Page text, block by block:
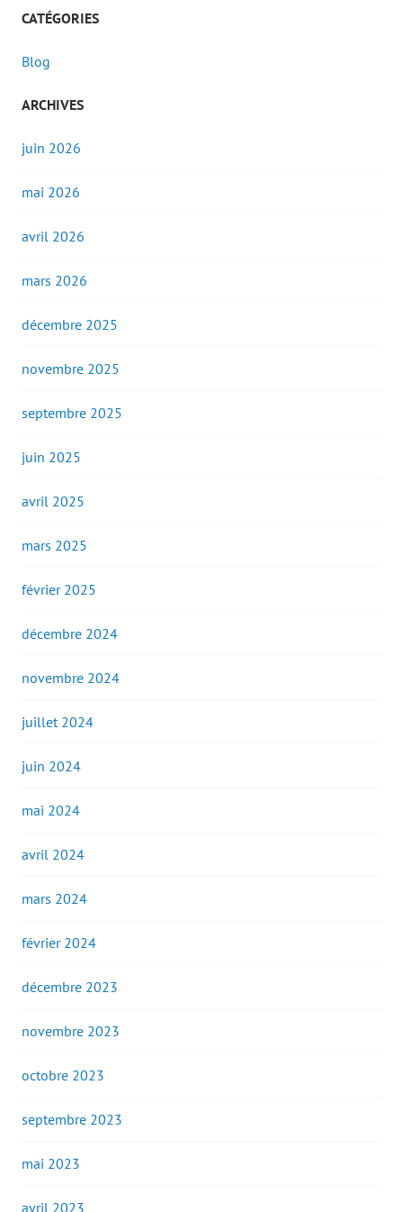
CATÉGORIES
Blog
ARCHIVES
juin 2026
mai 2026
avril 2026
mars 2026
décembre 2025
novembre 2025
septembre 2025
juin 2025
avril 2025
mars 2025
février 2025
décembre 2024
novembre 2024
juillet 2024
juin 2024
mai 2024
avril 2024
mars 2024
février 2024
décembre 2023
novembre 2023
octobre 2023
septembre 2023
mai 2023
avril 2023